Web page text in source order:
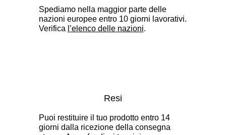
Spediamo nella maggior parte delle
nazioni europee entro 10 giorni lavorativi.
Verifica l’elenco delle nazioni.
Resi
Puoi restituire il tuo prodotto entro 14
giorni dalla ricezione della consegna